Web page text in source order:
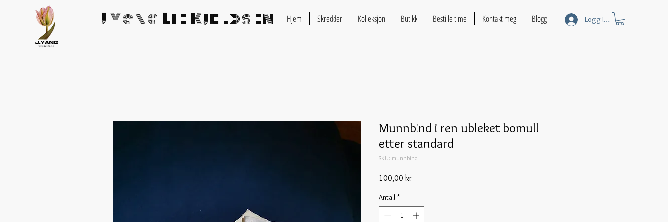
J Yang Lie Kjeldsen Hjem Skredder Kolleksjon Butikk Bestille time Kontakt meg Blogg Logg Inn
Munnbind i ren ubleket bomull
etter standard
SKU: munnbind
100,00 krPris
Antall *